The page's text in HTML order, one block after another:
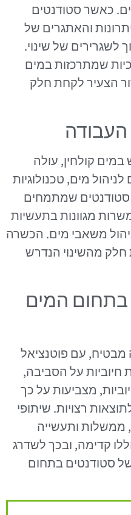
כאשר סטודנטים
והאתגרים של
לשגרירים של שינוי.
שמתרכזות במים
הצעיר לקחת חלק
העבודה
קולחין, עולה
מים, טכנולוגיות
סטודנטים שמתמחים
מגוונות בתעשיות
משאבי מים. הכשרה
מהשינוי הנדרש
המים
מבטיח, עם פוטנציאל
על הסביבה,
מצביעות על כך
רצויות. שיתופי
ממשלות ותעשייה
קדימה, ובכך לשדרג
של סטודנטים בתחום